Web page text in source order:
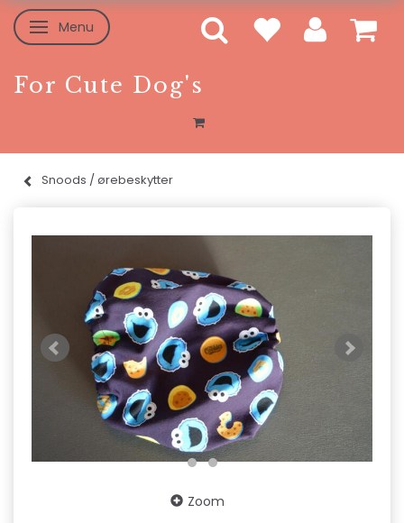
Skifte navigation
Menu
For Cute Dog's
Snoods / ørebeskytter
Zoom